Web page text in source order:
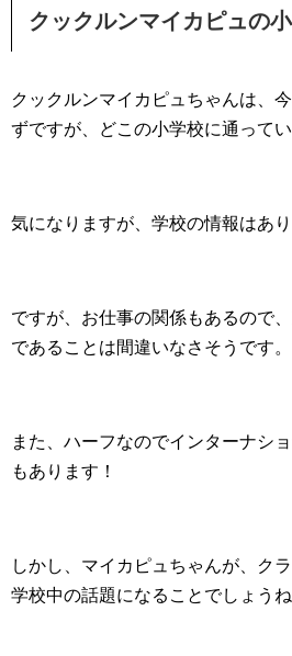
クックルンマイカピュの
クックルンマイカピュちゃんは、
ずですが、どこの小学校に通って
気になりますが、学校の情報はあ
ですが、お仕事の関係もあるので
であることは間違いなさそうです。
また、ハーフなのでインターナシ
もあります！
しかし、マイカピュちゃんが、ク
学校中の話題になることでしょう